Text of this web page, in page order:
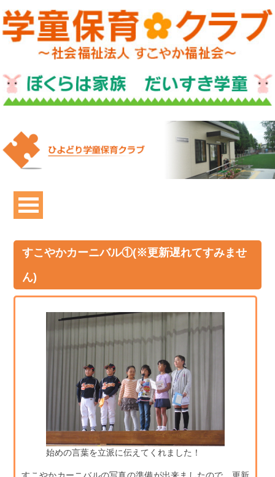
すこやかカーニバル①(※更新遅れてすみませ
ん)
始めの言葉を立派に伝えてくれました！